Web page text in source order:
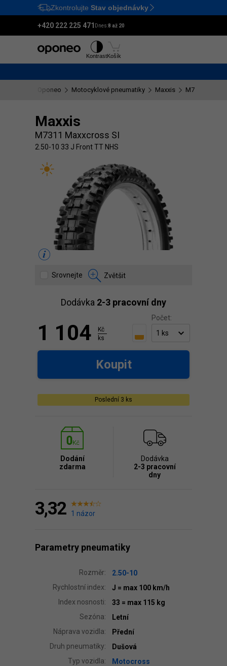
Ctrl M
Zkontrolujte Stav objednávky
+420 222 225 471 Dnes:8 až 20
KontrastKošík
Oponeo Motocyklové pneumatiky Maxxis M7311
Maxxis
M7311 Maxxcross SI
2.50-10 33 J Front TT NHS
Srovnejte Zvětšit
Poslední 3 ks
Dodávka 2-3 pracovní dny
Počet:
1 104
Kč
ks
Koupit
Dodání
zdarma
Dodávka
2-3 pracovní
dny
3,32 1 názor
Parametry pneumatiky
Rozměr:
2.50-10
Rychlostní index:
J = max 100 km/h
Index nosnosti:
33 = max 115 kg
Sezóna:
Letní
Náprava vozidla:
Přední
Druh pneumatiky:
Dušová
Typ vozidla:
Motocross